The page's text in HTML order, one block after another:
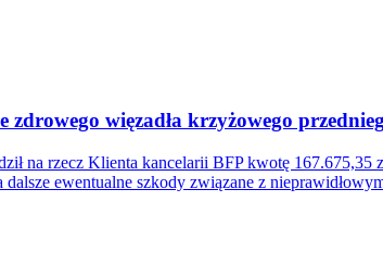
zdrowego więzadła krzyżowego
na rzecz Klienta kancelarii BFP kwotę
ewentualne szkody związane z